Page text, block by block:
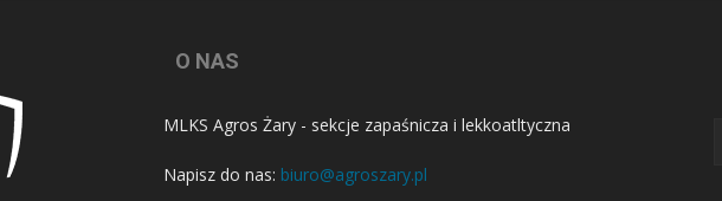
O NAS
MLKS Agros Żary - sekcje zapaśnicza i lekkoatltyczna
Napisz do nas: biuro@agroszary.pl